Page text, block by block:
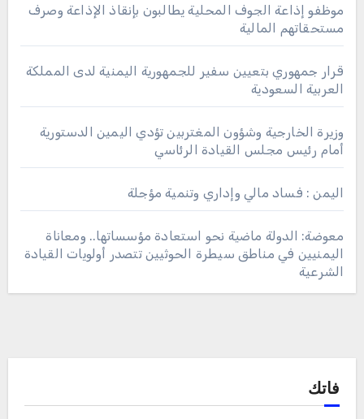
موظفو إذاعة الجوف المحلية يطالبون بإنقاذ الإذاعة وصرف
مستحقاتهم المالية
قرار جمهوري بتعيين سفير للجمهورية اليمنية لدى المملكة
العربية السعودية
وزيرة الخارجية وشؤون المغتربين تؤدي اليمين الدستورية
أمام رئيس مجلس القيادة الرئاسي
اليمن : فساد مالي وإداري وتنمية مؤجلة
معوضة: الدولة ماضية نحو استعادة مؤسساتها.. ومعاناة
اليمنيين في مناطق سيطرة الحوثيين تتصدر أولويات القيادة
الشرعية
فاتك